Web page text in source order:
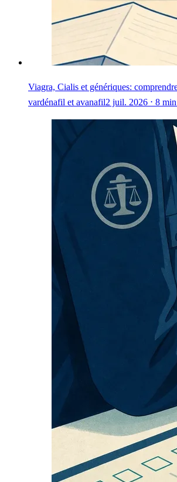
Viagra, Cialis et génériques:
vardénafil et avanafil2 juil. 2026 ⋅ 8